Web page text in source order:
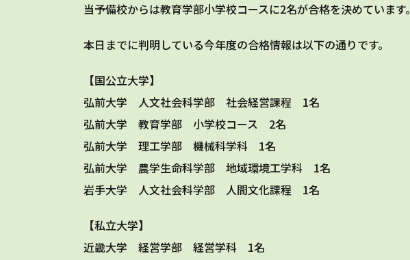
当予備校からは教育学部小学校コースに2名が合格を決めています。
本日までに判明している今年度の合格情報は以下の通りです。
【国公立大学】
弘前大学 人文社会科学部 社会経営課程 1名
弘前大学 教育学部 小学校コース 2名
弘前大学 理工学部 機械科学科 1名
弘前大学 農学生命科学部 地域環境工学科 1名
岩手大学 人文社会科学部 人間文化課程 1名
【私立大学】
近畿大学 経営学部 経営学科 1名